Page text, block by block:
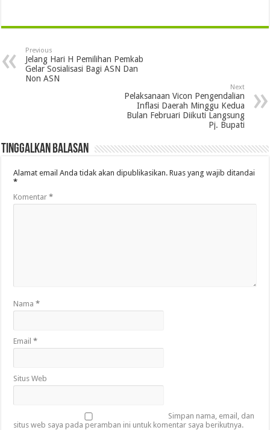
Previous
Jelang Hari H Pemilihan Pemkab
Gelar Sosialisasi Bagi ASN Dan
Non ASN
Next
Pelaksanaan Vicon Pengendalian
Inflasi Daerah Minggu Kedua
Bulan Februari Diikuti Langsung
Pj. Bupati
Tinggalkan Balasan
Alamat email Anda tidak akan dipublikasikan. Ruas yang wajib ditandai
*
Komentar*
Nama*
Email*
Situs Web
Simpan nama, email, dan
situs web saya pada peramban ini untuk komentar saya berikutnya.